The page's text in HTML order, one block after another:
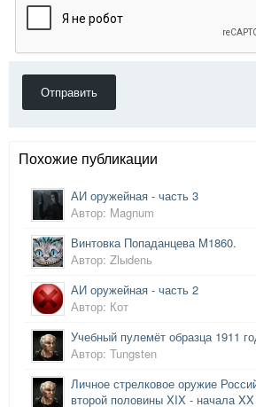
Отправить
Похожие публикации
АИ оружейная - часть 3
Автор: Magnum
Винтовка Попаданцева M1860.
Автор: Zlыdеnь
АИ оружейная - часть 2
Автор: Кот
Учебный пулемёт образца 1911
Автор: Tungsten
Личное стрелковое оружие
второй половины XIX - начала